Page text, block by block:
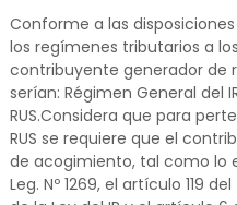
Conforme a las
los regímenes tributarios a
contribuyente generador de
serían: Régimen General del
RUS.Considera que para
RUS se requiere que el
de acogimiento, tal como lo
Leg. Nº 1269, el artículo 119